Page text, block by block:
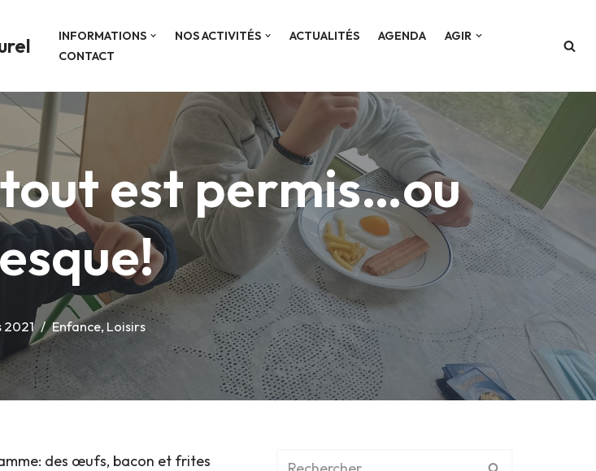
INFORMATIONS NOS ACTIVITÉS ACTUALITÉS AGENDA
AGIR
CONTACT
est permis…ou
2021 Enfance, Loisirs
des œufs, bacon et frites